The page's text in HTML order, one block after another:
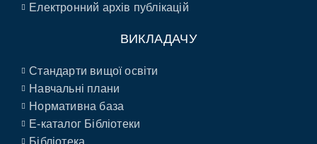
Електронний архів публікацій
ВИКЛАДАЧУ
Стандарти вищої освіти
Навчальні плани
Нормативна база
E-каталог Бібліотеки